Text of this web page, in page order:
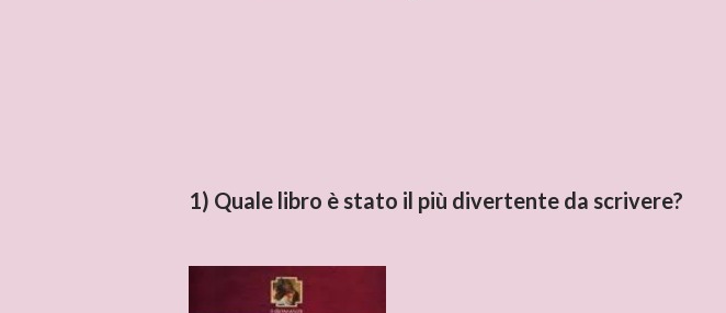
1) Quale libro è stato il più divertente da scrivere?